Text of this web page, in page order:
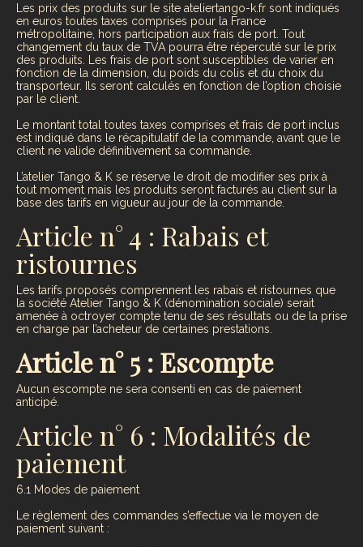
Les prix des produits sur le site ateliertango-k.fr sont indiqués
en euros toutes taxes comprises pour la France
métropolitaine, hors participation aux frais de port. Tout
changement du taux de TVA pourra être répercuté sur le prix
des produits. Les frais de port sont susceptibles de varier en
fonction de la dimension, du poids du colis et du choix du
transporteur. Ils seront calculés en fonction de l’option choisie
par le client.
Le montant total toutes taxes comprises et frais de port inclus
est indiqué dans le récapitulatif de la commande, avant que le
client ne valide définitivement sa commande.
L’atelier Tango & K se réserve le droit de modifier ses prix à
tout moment mais les produits seront facturés au client sur la
base des tarifs en vigueur au jour de la commande.
Article n° 4 : Rabais et
ristournes
Les tarifs proposés comprennent les rabais et ristournes que
la société Atelier Tango & K (dénomination sociale) serait
amenée à octroyer compte tenu de ses résultats ou de la prise
en charge par l’acheteur de certaines prestations.
Article n° 5 : Escompte
Aucun escompte ne sera consenti en cas de paiement
anticipé.
Article n° 6 : Modalités de
paiement
6.1 Modes de paiement
Le règlement des commandes s’effectue via le moyen de
paiement suivant :